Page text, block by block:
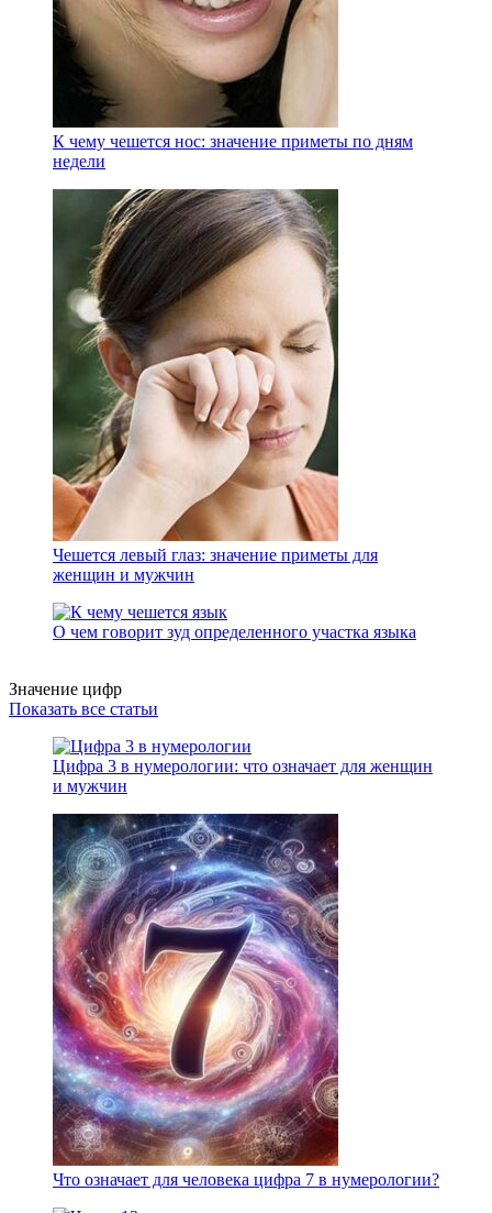
К чему чешется нос: значение приметы по дням
недели
Чешется левый глаз: значение приметы для
женщин и мужчин
О чем говорит зуд определенного участка языка
Значение цифр
Показать все статьи
Цифра 3 в нумерологии: что означает для женщин
и мужчин
Что означает для человека цифра 7 в нумерологии?